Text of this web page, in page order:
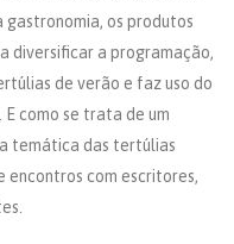
gastronomia, os produtos
diversificar a programação,
de verão e faz uso do
como se trata de um
temática das tertúlias
encontros com escritores,